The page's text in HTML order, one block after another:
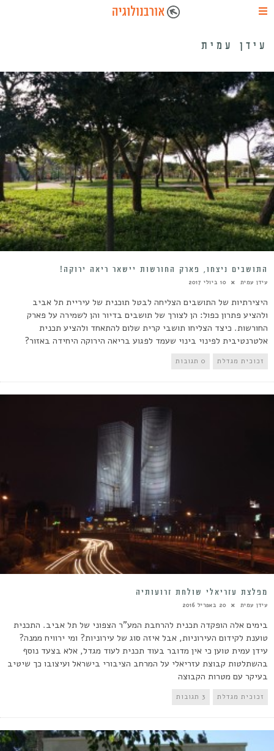
עידן עמית
התושבים ניצחו, פארק החורשות יישאר ריאה ירוקה!
עידן עמית 10 ביולי 2017
היצירתיות של התושבים הצליחה לבטל תוכנית של עיריית תל אביב
ולהציע פתרון כפול: הן לצורך של תושבים בדיור והן לשמירה על פארק
החורשות. כיצד הצליחו תושבי קרית שלום להתאחד ולהציע תכנית
אלטרנטיבית לפינוי בינוי שעמד לפגוע בריאה הירוקה היחידה באזור?
זכוכית מגדלת 0 תגובות
מפלצת עזריאלי שולחת זרועותיה
עידן עמית 20 באפריל 2016
בימים אלה הופקדה תכנית להרחבת המע"ר הצפוני של תל אביב. התכנית
טוענת לקידום העירוניות, אבל איזה סוג של עירוניות? ומי ירוויח ממנה?
עידן עמית טוען כי אין מדובר בעוד תכנית לעוד מגדל, אלא בצעד נוסף
בהשתלטות קבוצת עזריאלי על המרחב הציבורי בישראל ועיצובו כך שיטיב
בעיקר עם מטרות הקבוצה
זכוכית מגדלת 3 תגובות